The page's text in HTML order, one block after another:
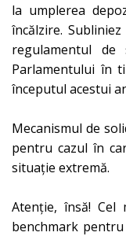
la umplerea
încălzire.
regulamentul
Parlamentului în
începutul acestui
Mecanismul de
pentru cazul în
situație extremă.
Atenție, însă!
benchmark